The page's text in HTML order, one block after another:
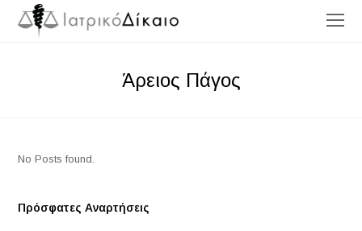
Άρειος Πάγος
No Posts found.
Πρόσφατες Αναρτήσεις